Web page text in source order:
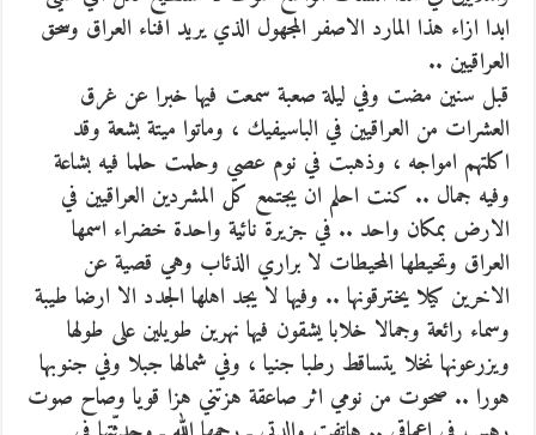
ابدا ازاء هذا المارد الاصفر المجهول الذي يريد افناء العراق وسحق
العراقيين ..
قبل سنين مضت وفي ليلة صعبة سمعت فيها خبرا عن غرق
العشرات من العراقيين في الباسيفيك ، وماتوا ميتة بشعة وقد
اكلتهم امواجه ، وذهبت في نوم عصي وحلمت حلما فيه بشاعة
وفيه جمال .. كنت احلم ان يجتمع كل المشردين العراقيين في
الارض بمكان واحد .. في جزيرة نائية واحدة خضراء اسمها
العراق وتحيطها المحيطات لا براري الذئاب وهي قصية عن
الاخرين كيلا يخترقونها .. وفيها لا يجد اهلها الجدد الا ارضا طيبة
وسماء رائعة وجمالا خلابا يشقون فيها نهرين طويلين على طولها
ويزرعونها نخلا يتساقط رطبا جنيا ، وفي شمالها جبلا وفي جنوبها
هورا .. صحوت من نومي اثر صاعقة هزتني هزا قويا وصاح صوت